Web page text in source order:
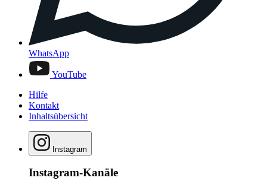
WhatsApp
YouTube
Hilfe
Kontakt
Inhaltsübersicht
Instagram
Instagram-Kanäle